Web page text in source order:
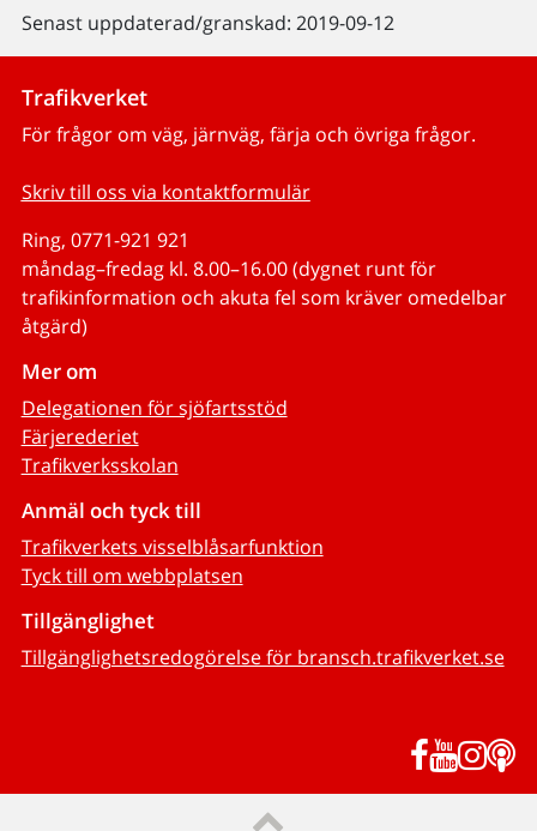
Senast uppdaterad/granskad: 2019-09-12
Trafikverket
För frågor om väg, järnväg, färja och övriga frågor.
Skriv till oss via kontaktformulär
Ring, 0771-921 921
måndag–fredag kl. 8.00–16.00 (dygnet runt för
trafikinformation och akuta fel som kräver omedelbar
åtgärd)
Mer om
Delegationen för sjöfartsstöd
Färjerederiet
Trafikverksskolan
Anmäl och tyck till
Trafikverkets visselblåsarfunktion
Tyck till om webbplatsen
Tillgänglighet
Tillgänglighetsredogörelse för bransch.trafikverket.se
Facebook
YouTube